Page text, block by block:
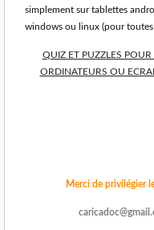
simplement sur tablettes
windows ou linux (pour
QUIZ ET PUZZLES POUR
ORDINATEURS OU
Merci de privilégier